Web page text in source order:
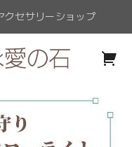
クセサリーショップ